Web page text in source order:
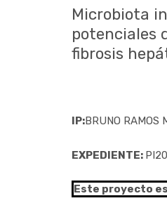
Microbiota
potenciales
fibrosis
IP:BRUNO RAMOS
EXPEDIENTE:
Este proyecto